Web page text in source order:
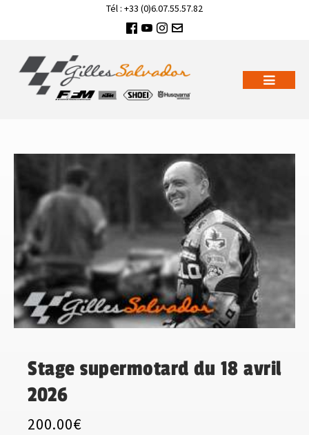
Tél : +33 (0)6.07.55.57.82
Stage supermotard du 18 avril
2026
200.00€